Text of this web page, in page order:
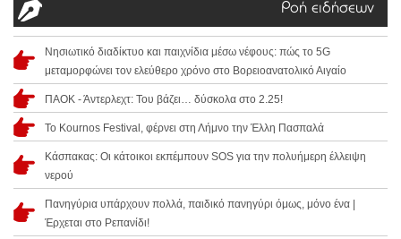
Ροή ειδήσεων
Νησιωτικό διαδίκτυο και παιχνίδια μέσω νέφους: πώς το 5G
μεταμορφώνει τον ελεύθερο χρόνο στο Βορειοανατολικό Αιγαίο
ΠΑΟΚ - Άντερλεχτ: Του βάζει… δύσκολα στο 2.25!
Το Kournos Festival, φέρνει στη Λήμνο την Έλλη Πασπαλά
Κάσπακας: Οι κάτοικοι εκπέμπουν SOS για την πολυήμερη έλλειψη
νερού
Πανηγύρια υπάρχουν πολλά, παιδικό πανηγύρι όμως, μόνο ένα |
Έρχεται στο Ρεπανίδι!